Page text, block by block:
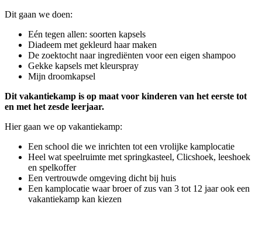
Dit gaan we doen:
Eén tegen allen: soorten kapsels
Diadeem met gekleurd haar maken
De zoektocht naar ingrediënten voor een eigen shampoo
Gekke kapsels met kleurspray
Mijn droomkapsel
Dit vakantiekamp is op maat voor kinderen van het eerste tot
en met het zesde leerjaar.
Hier gaan we op vakantiekamp:
Een school die we inrichten tot een vrolijke kamplocatie
Heel wat speelruimte met springkasteel, Clicshoek, leeshoek
en spelkoffer
Een vertrouwde omgeving dicht bij huis
Een kamplocatie waar broer of zus van 3 tot 12 jaar ook een
vakantiekamp kan kiezen